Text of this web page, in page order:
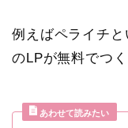
例えばペライチ
のLPが無料でつく